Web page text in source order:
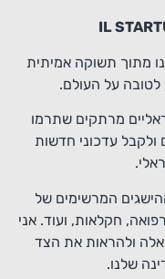
מתוך תשוקה אמיתית
לטובה על העולם.
מרתקים שתרמו
ולקבל עדכוני חדשות
המרשימים של
חקלאות, ועוד. אני
ולהראות את הצד
שלנו.